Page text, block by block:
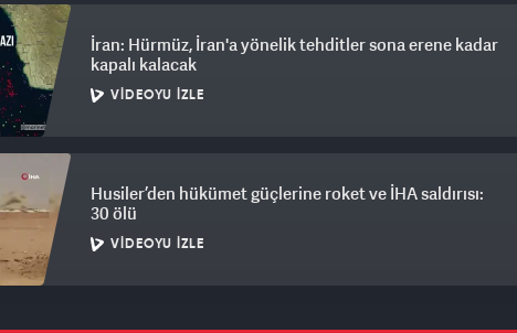
İran: Hürmüz, İran'a yönelik tehditler sona erene kadar
kapalı kalacak
VIDEOYU İZLE
Husiler’den hükümet güçlerine roket ve İHA saldırısı:
30 ölü
VIDEOYU İZLE